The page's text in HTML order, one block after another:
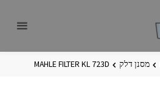
מסנן דלק MAHLE FILTER KL 723D